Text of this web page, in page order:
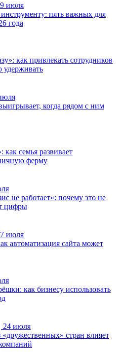
июля
пять важных для
года
как привлекать сотрудников
удерживать
когда рядом с ним
семья развивает
ферму
не работает»: почему это не
цифры
июля
автоматизация сайта может
как бизнесу использовать
24 июля
стран влияет